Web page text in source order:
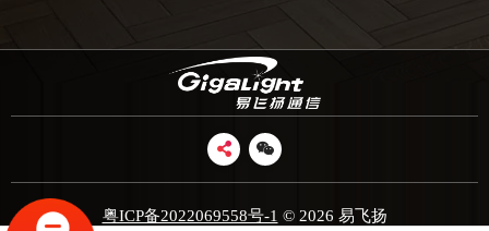
粤ICP备2022069558号-1 © 2026 易飞扬